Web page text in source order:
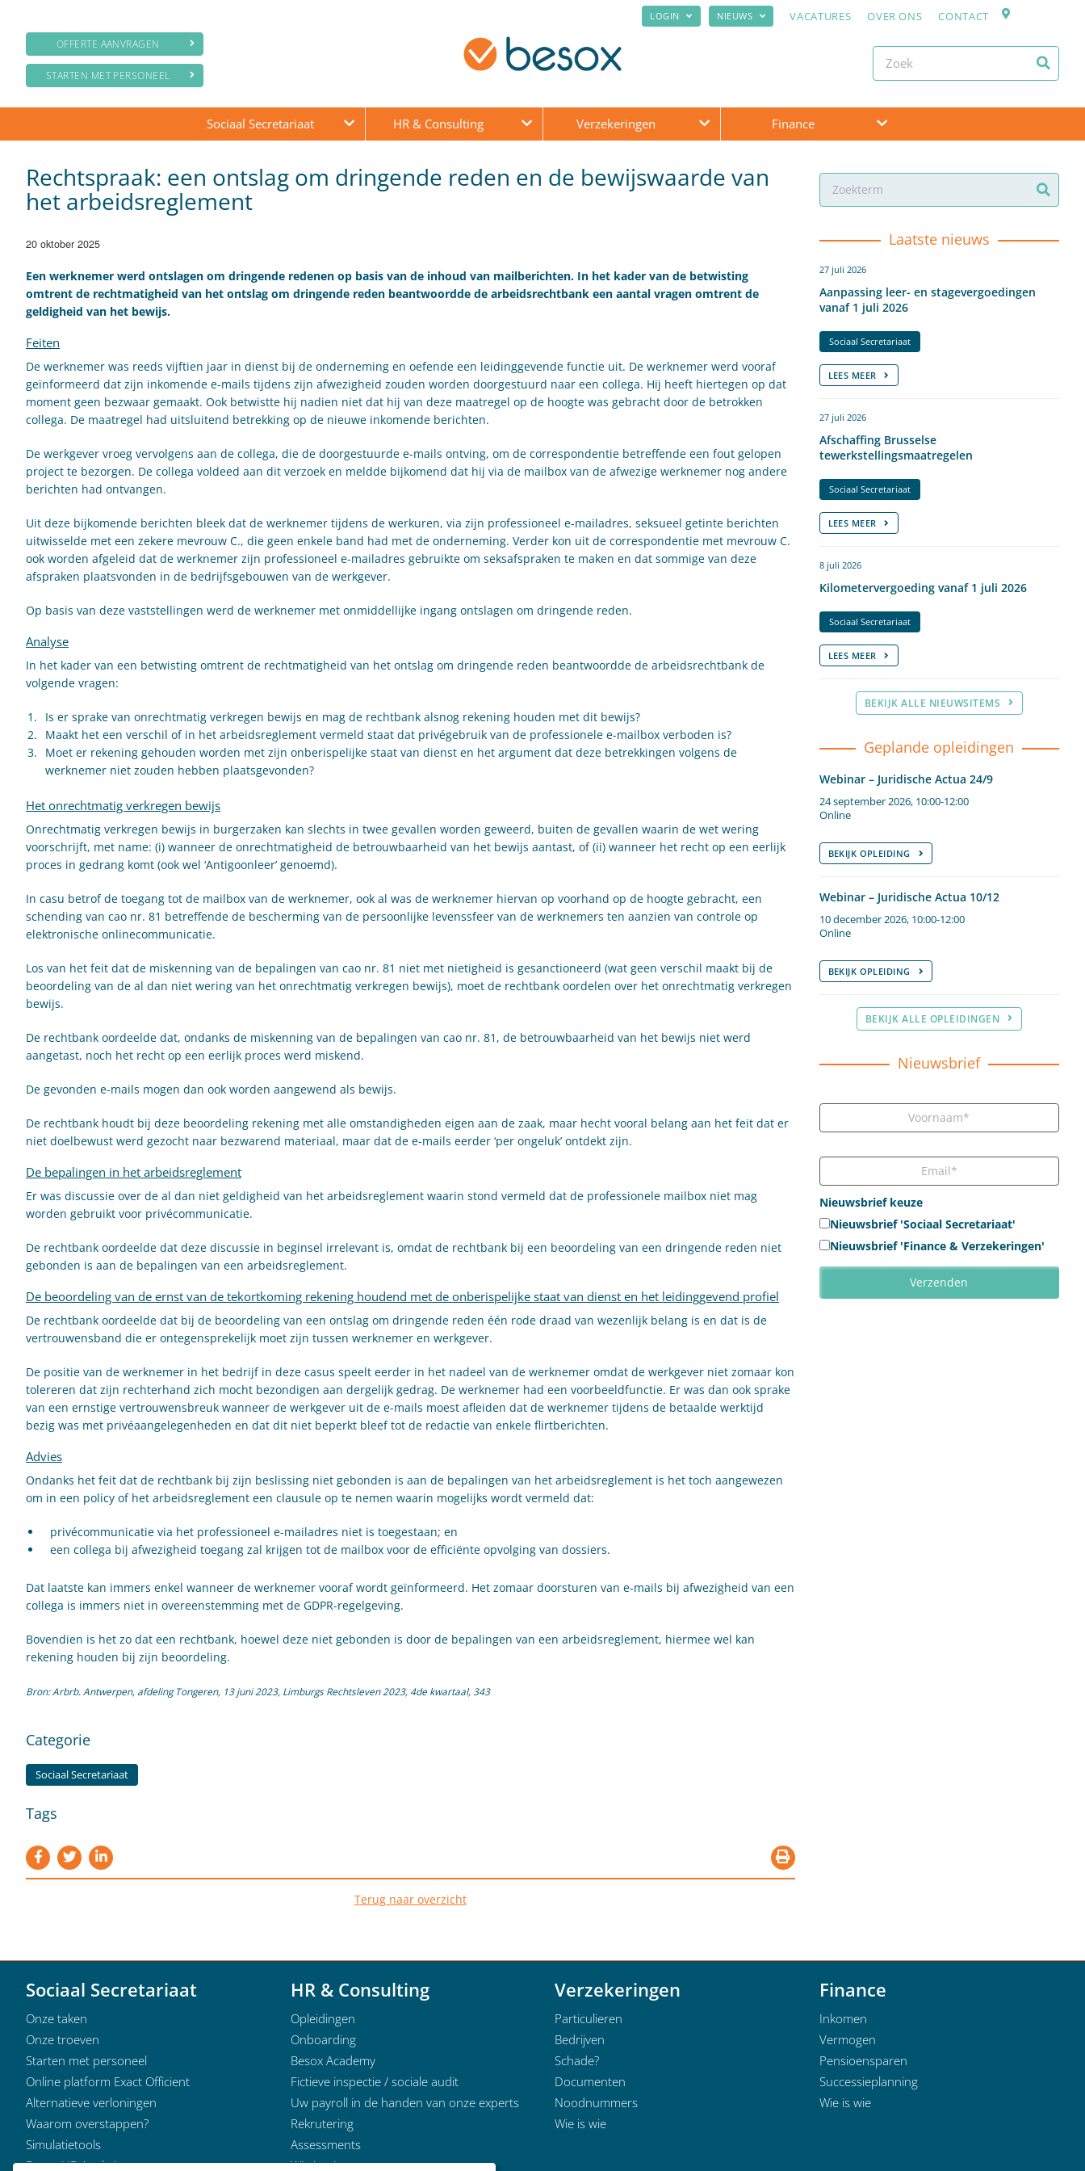
OFFERTE AANVRAGEN
STARTEN MET PERSONEEL
LOGIN NIEUWS VACATURES OVER ONS CONTACT
Sociaal Secretariaat HR & Consulting Verzekeringen Finance
Rechtspraak: een ontslag om dringende reden en de bewijswaarde van
het arbeidsreglement
20 oktober 2025
​Een werknemer werd ontslagen om dringende redenen op basis van de inhoud van mailberichten. In het kader van de betwisting
omtrent de rechtmatigheid van het ontslag om dringende reden beantwoordde de arbeidsrechtbank een aantal vragen omtrent de
geldigheid van het bewijs.
Feiten
De werknemer was reeds vijftien jaar in dienst bij de onderneming en oefende een leidinggevende functie uit. De werknemer werd vooraf
geïnformeerd dat zijn inkomende e-mails tijdens zijn afwezigheid zouden worden doorgestuurd naar een collega. Hij heeft hiertegen op dat
moment geen bezwaar gemaakt. Ook betwistte hij nadien niet dat hij van deze maatregel op de hoogte was gebracht door de betrokken
collega. De maatregel had uitsluitend betrekking op de nieuwe inkomende berichten.
De werkgever vroeg vervolgens aan de collega, die de doorgestuurde e-mails ontving, om de correspondentie betreffende een fout gelopen
project te bezorgen. De collega voldeed aan dit verzoek en meldde bijkomend dat hij via de mailbox van de afwezige werknemer nog andere
berichten had ontvangen.
Uit deze bijkomende berichten bleek dat de werknemer tijdens de werkuren, via zijn professioneel e-mailadres, seksueel getinte berichten
uitwisselde met een zekere mevrouw C., die geen enkele band had met de onderneming. Verder kon uit de correspondentie met mevrouw C.
ook worden afgeleid dat de werknemer zijn professioneel e-mailadres gebruikte om seksafspraken te maken en dat sommige van deze
afspraken plaatsvonden in de bedrijfsgebouwen van de werkgever.
Op basis van deze vaststellingen werd de werknemer met onmiddellijke ingang ontslagen om dringende reden.
Analyse
In het kader van een betwisting omtrent de rechtmatigheid van het ontslag om dringende reden beantwoordde de arbeidsrechtbank de
volgende vragen:
Is er sprake van onrechtmatig verkregen bewijs en mag de rechtbank alsnog rekening houden met dit bewijs?
Maakt het een verschil of in het arbeidsreglement vermeld staat dat privégebruik van de professionele e-mailbox verboden is?
Moet er rekening gehouden worden met zijn onberispelijke staat van dienst en het argument dat deze betrekkingen volgens de
werknemer niet zouden hebben plaatsgevonden?
Het onrechtmatig verkregen bewijs
Onrechtmatig verkregen bewijs in burgerzaken kan slechts in twee gevallen worden geweerd, buiten de gevallen waarin de wet wering
voorschrijft, met name: (i) wanneer de onrechtmatigheid de betrouwbaarheid van het bewijs aantast, of (ii) wanneer het recht op een eerlijk
proces in gedrang komt (ook wel ‘Antigoonleer’ genoemd).
In casu betrof de toegang tot de mailbox van de werknemer, ook al was de werknemer hiervan op voorhand op de hoogte gebracht, een
schending van cao nr. 81 betreffende de bescherming van de persoonlijke levenssfeer van de werknemers ten aanzien van controle op
elektronische onlinecommunicatie.
Los van het feit dat de miskenning van de bepalingen van cao nr. 81 niet met nietigheid is gesanctioneerd (wat geen verschil maakt bij de
beoordeling van de al dan niet wering van het onrechtmatig verkregen bewijs), moet de rechtbank oordelen over het onrechtmatig verkregen
bewijs.
De rechtbank oordeelde dat, ondanks de miskenning van de bepalingen van cao nr. 81, de betrouwbaarheid van het bewijs niet werd
aangetast, noch het recht op een eerlijk proces werd miskend.
De gevonden e-mails mogen dan ook worden aangewend als bewijs.
De rechtbank houdt bij deze beoordeling rekening met alle omstandigheden eigen aan de zaak, maar hecht vooral belang aan het feit dat er
niet doelbewust werd gezocht naar bezwarend materiaal, maar dat de e-mails eerder ‘per ongeluk’ ontdekt zijn.
De bepalingen in het arbeidsreglement
Er was discussie over de al dan niet geldigheid van het arbeidsreglement waarin stond vermeld dat de professionele mailbox niet mag
worden gebruikt voor privécommunicatie.
De rechtbank oordeelde dat deze discussie in beginsel irrelevant is, omdat de rechtbank bij een beoordeling van een dringende reden niet
gebonden is aan de bepalingen van een arbeidsreglement.
De beoordeling van de ernst van de tekortkoming rekening houdend met de onberispelijke staat van dienst en het leidinggevend profiel
De rechtbank oordeelde dat bij de beoordeling van een ontslag om dringende reden één rode draad van wezenlijk belang is en dat is de
vertrouwensband die er ontegensprekelijk moet zijn tussen werknemer en werkgever.
De positie van de werknemer in het bedrijf in deze casus speelt eerder in het nadeel van de werknemer omdat de werkgever niet zomaar kon
tolereren dat zijn rechterhand zich mocht bezondigen aan dergelijk gedrag. De werknemer had een voorbeeldfunctie. Er was dan ook sprake
van een ernstige vertrouwensbreuk wanneer de werkgever uit de e-mails moest afleiden dat de werknemer tijdens de betaalde werktijd
bezig was met privéaangelegenheden en dat dit niet beperkt bleef tot de redactie van enkele flirtberichten.
Advies
Ondanks het feit dat de rechtbank bij zijn beslissing niet gebonden is aan de bepalingen van het arbeidsreglement is het toch aangewezen
om in een policy of het arbeidsreglement een clausule op te nemen waarin mogelijks wordt vermeld dat:
privécommunicatie via het professioneel e-mailadres niet is toegestaan; en
een collega bij afwezigheid toegang zal krijgen tot de mailbox voor de efficiënte opvolging van dossiers.
Dat laatste kan immers enkel wanneer de werknemer vooraf wordt geïnformeerd. Het zomaar doorsturen van e-mails bij afwezigheid van een
collega is immers niet in overeenstemming met de GDPR-regelgeving.
Bovendien is het zo dat een rechtbank, hoewel deze niet gebonden is door de bepalingen van een arbeidsreglement, hiermee wel kan
rekening houden bij zijn beoordeling.
Bron: Arbrb. Antwerpen, afdeling Tongeren, 13 juni 2023, Limburgs Rechtsleven 2023, 4de kwartaal, 343
Categorie
Sociaal Secretariaat
Tags
Terug naar overzicht
Laatste nieuws
27 juli 2026
Aanpassing leer- en stagevergoedingen
vanaf 1 juli 2026
Sociaal Secretariaat
LEES MEER
27 juli 2026
Afschaffing Brusselse
tewerkstellingsmaatregelen
Sociaal Secretariaat
LEES MEER
8 juli 2026
Kilometervergoeding vanaf 1 juli 2026
Sociaal Secretariaat
LEES MEER
BEKIJK ALLE NIEUWSITEMS
Geplande opleidingen
Webinar – Juridische Actua 24/9
24 september 2026, 10:00-12:00
Online
BEKIJK OPLEIDING
Webinar – Juridische Actua 10/12
10 december 2026, 10:00-12:00
Online
BEKIJK OPLEIDING
BEKIJK ALLE OPLEIDINGEN
Nieuwsbrief
Nieuwsbrief keuze
Nieuwsbrief 'Sociaal Secretariaat'
Nieuwsbrief 'Finance & Verzekeringen'
Sociaal Secretariaat
Onze taken
Onze troeven
Starten met personeel
Online platform Exact Officient
Alternatieve verloningen
Waarom overstappen?
Simulatietools
Besox HR Analytics
HR & Consulting
Opleidingen
Onboarding
Besox Academy
Fictieve inspectie / sociale audit
Uw payroll in de handen van onze experts
Rekrutering
Assessments
Wie is wie
Verzekeringen
Particulieren
Bedrijven
Schade?
Documenten
Noodnummers
Wie is wie
Finance
Inkomen
Vermogen
Pensioensparen
Successieplanning
Wie is wie